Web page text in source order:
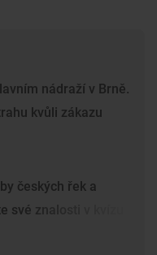
nádraží v Brně.
kvůli zákazu
českých řek a
své znalosti v kvízu